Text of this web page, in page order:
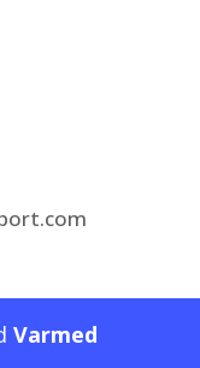
Varmed